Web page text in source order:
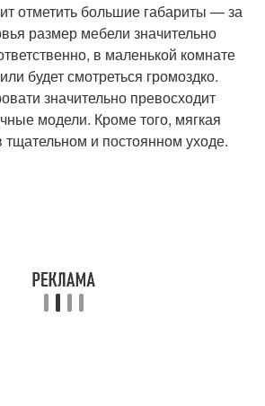
отметить большие габариты — за
размер мебели значительно
в маленькой комнате
будет смотреться громоздко.
значительно превосходит
модели. Кроме того, мягкая
тщательном и постоянном уходе.